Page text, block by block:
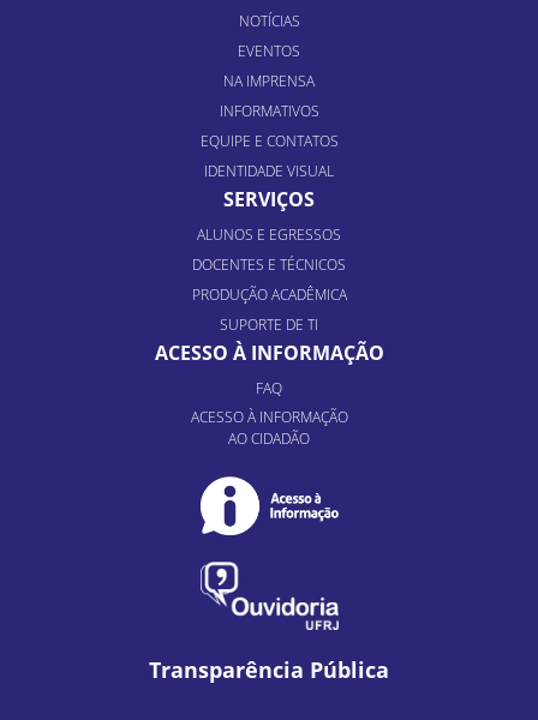
NOTÍCIAS
EVENTOS
NA IMPRENSA
INFORMATIVOS
EQUIPE E CONTATOS
IDENTIDADE VISUAL
SERVIÇOS
ALUNOS E EGRESSOS
DOCENTES E TÉCNICOS
PRODUÇÃO ACADÊMICA
SUPORTE DE TI
ACESSO À INFORMAÇÃO
FAQ
ACESSO À INFORMAÇÃO
AO CIDADÃO
Transparência Pública